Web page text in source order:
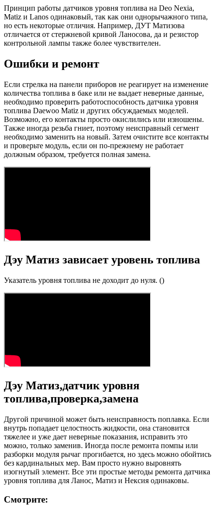
Принцип работы датчиков уровня топлива на Deo Nexia,
Matiz и Lanos одинаковый, так как они однорычажного типа,
но есть некоторые отличия. Например, ДУТ Матизова
отличается от стержневой кривой Ланосова, да и резистор
контрольной лампы также более чувствителен.
Ошибки и ремонт
Если стрелка на панели приборов не реагирует на изменение
количества топлива в баке или не выдает неверные данные,
необходимо проверить работоспособность датчика уровня
топлива Daewoo Matiz и других обсуждаемых моделей.
Возможно, его контакты просто окислились или изношены.
Также иногда резьба гниет, поэтому неисправный сегмент
необходимо заменить на новый. Затем очистите все контакты
и проверьте модуль, если он по-прежнему не работает
должным образом, требуется полная замена.
Дэу Матиз зависает уровень топлива
Указатель уровня топлива не доходит до нуля. ()
Дэу Матиз,датчик уровня
топлива,проверка,замена
Другой причиной может быть неисправность поплавка. Если
внутрь попадает целостность жидкости, она становится
тяжелее и уже дает неверные показания, исправить это
можно, только заменив. Иногда после ремонта помпы или
разборки модуля рычаг прогибается, но здесь можно обойтись
без кардинальных мер. Вам просто нужно выровнять
изогнутый элемент. Все эти простые методы ремонта датчика
уровня топлива для Ланос, Матиз и Нексия одинаковы.
Смотрите: